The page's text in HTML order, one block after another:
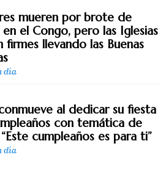
mueren por brote de
el Congo, pero las Iglesias
firmes llevando las Buenas
día
al dedicar su fiesta
con temática de
“Este cumpleaños es para ti”
día